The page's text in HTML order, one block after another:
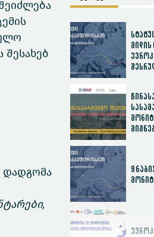
დადგომა
9